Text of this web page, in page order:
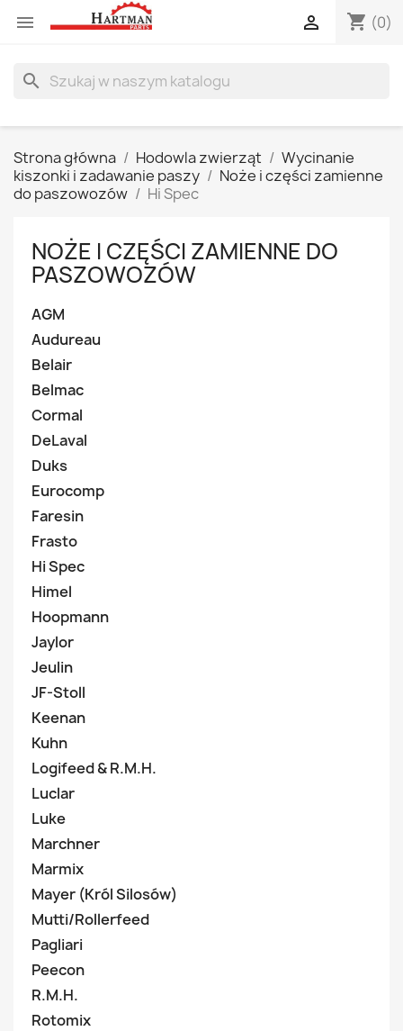
 shopping_cart (0)

search
Strona główna Hodowla zwierząt
Wycinanie
kiszonki i zadawanie paszy
Noże i części zamienne
do paszowozów
Hi Spec
NOŻE I CZĘŚCI ZAMIENNE DO
PASZOWOZÓW
AGM
Audureau
Belair
Belmac
Cormal
DeLaval
Duks
Eurocomp
Faresin
Frasto
Hi Spec
Himel
Hoopmann
Jaylor
Jeulin
JF-Stoll
Keenan
Kuhn
Logifeed & R.M.H.
Luclar
Luke
Marchner
Marmix
Mayer (Król Silosów)
Mutti/Rollerfeed
Pagliari
Peecon
R.M.H.
Rotomix